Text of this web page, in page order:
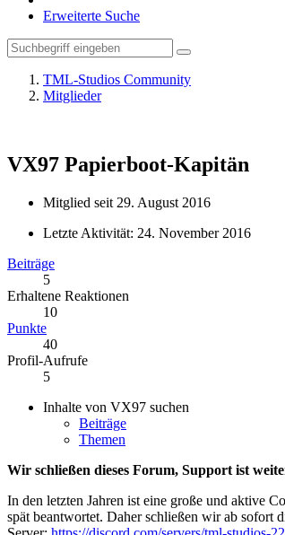
Erweiterte Suche
TML-Studios Community
Mitglieder
VX97 Papierboot-Kapitän
Mitglied seit 29. August 2016
Letzte Aktivität: 24. November 2016
Beiträge
5
Erhaltene Reaktionen
10
Punkte
40
Profil-Aufrufe
5
Inhalte von VX97 suchen
Beiträge
Themen
Wir schließen dieses Forum, Support ist
In den letzten Jahren ist eine große und aktive
spät beantwortet. Daher schließen wir ab sofort